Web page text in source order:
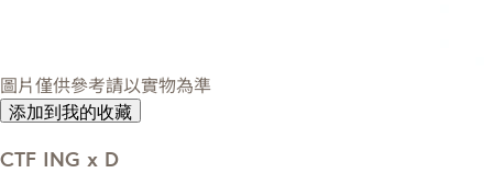
圖片僅供參考請以實物為準
添加到我的收藏
CTF ING x D